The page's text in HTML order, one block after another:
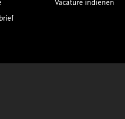
Vacature indienen